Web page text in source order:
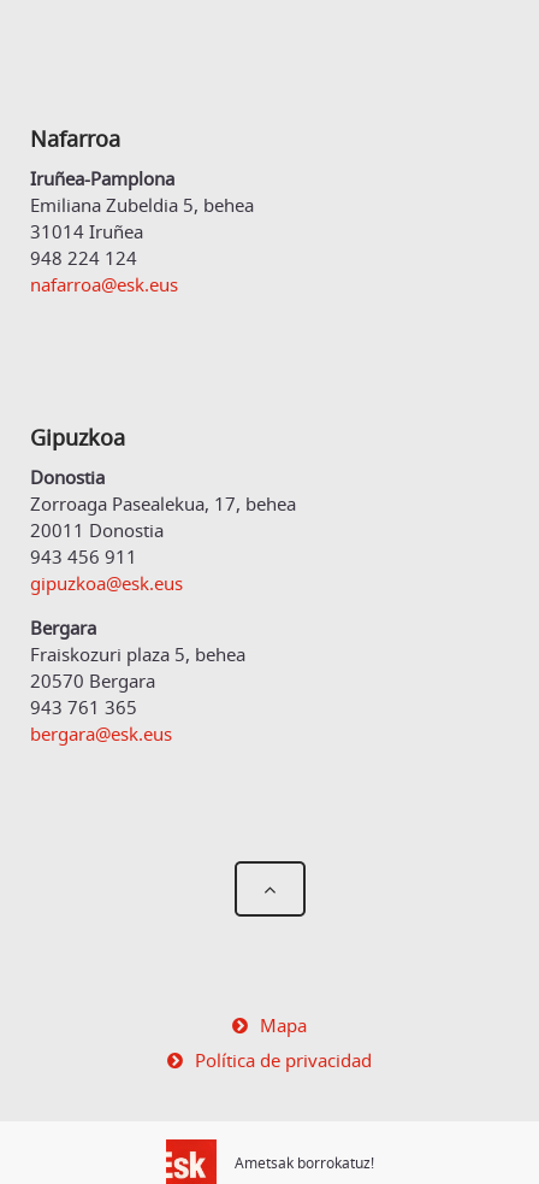
Nafarroa
Iruñea-Pamplona
Emiliana Zubeldia 5, behea
31014 Iruñea
948 224 124
nafarroa@esk.eus
Gipuzkoa
Donostia
Zorroaga Pasealekua, 17, behea
20011 Donostia
943 456 911
gipuzkoa@esk.eus
Bergara
Fraiskozuri plaza 5, behea
20570 Bergara
943 761 365
bergara@esk.eus
Mapa
Política de privacidad
Ametsak borrokatuz!